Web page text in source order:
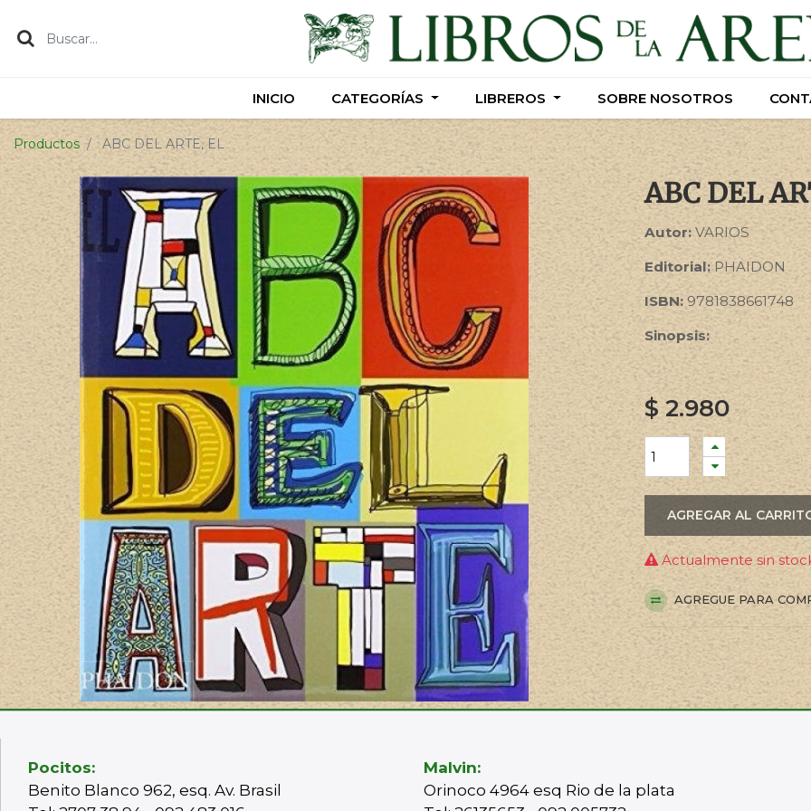
INICIO CATEGORÍAS LIBREROS SOBRE NOSOTROS
INICIO CATEGORÍAS LIBREROS SOBRE NOSOTROS
Productos ABC DEL ARTE, EL
ABC DEL
Autor: VARIOS
Editorial:PHAIDON
ISBN: 9781838661748
Sinopsis:
$2.980
AGREGAR AL
Actualmente sin
AGREGUE PARA
Pocitos:
Benito Blanco 962, esq. Av. Brasil
Malvin:
Orinoco 4964 esq Rio de la plata